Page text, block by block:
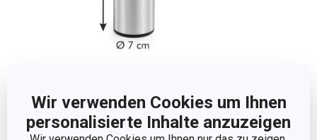
Wir verwenden Cookies um Ihnen
personalisierte Inhalte anzuzeigen
PRODUKTHÖHE (CM) 24.5